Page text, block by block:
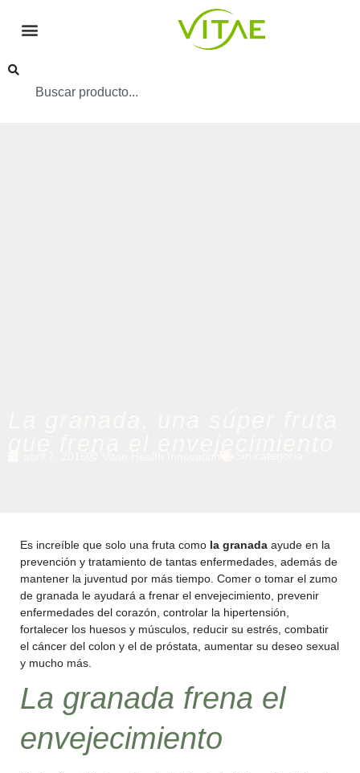
Es increíble que solo una fruta como la granada ayude en la
prevención y tratamiento de tantas enfermedades, además de
mantener la juventud por más tiempo. Comer o tomar el zumo
de granada le ayudará a frenar el envejecimiento, prevenir
enfermedades del corazón, controlar la hipertensión,
fortalecer los huesos y músculos, reducir su estrés, combatir
el cáncer del colon y el de próstata, aumentar su deseo sexual
y mucho más.
La granada frena el
envejecimiento